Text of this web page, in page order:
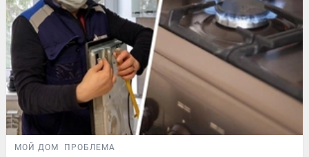
МОЙ ДОМ ПРОБЛЕМА